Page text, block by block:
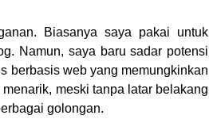
Biasanya saya pakai untuk
Namun, saya baru sadar potensi
berbasis web yang memungkinkan
meski tanpa latar belakang
golongan.